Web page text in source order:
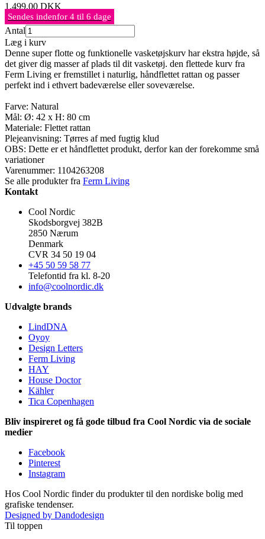
1.499,00 DKK
Sendes indenfor 4 til 6 dage
Antal
Læg i kurv
Denne super flotte og funktionelle vasketøjskurv har ekstra højde, så
det giver dig masser af plads til dit vasketøj. den flettede kurv fra
Ferm Living er fremstillet i naturlig, håndflettet rattan og passer
perfekt ind i ethvert badeværelse eller soveværelse.
Farve: Natural
Mål: Ø: 42 x H: 80 cm
Materiale: Flettet rattan
Plejeanvisning: Tørres af med fugtig klud
OBS: Dette er et håndflettet produkt, derfor kan der forekomme små
variationer
Varenummer: 1104263208
Se alle produkter fra Ferm Living
Kontakt
Cool Nordic
Skodsborgvej 382B
2850 Nærum
Denmark
CVR 34 50 19 04
+45 50 59 58 77
Telefontid fra kl. 8-20
info@coolnordic.dk
Udvalgte brands
LindDNA
Oyoy
Design Letters
Ferm Living
HAY
House Doctor
Kähler
Tica Copenhagen
Bliv inspireret og få gode tilbud fra Cool Nordic via de sociale
medier
Facebook
Pinterest
Instagram
Hos Cool Nordic finder du produkter til den nordiske bolig med
grafiske tendenser.
Designed by Dandodesign
Til toppen